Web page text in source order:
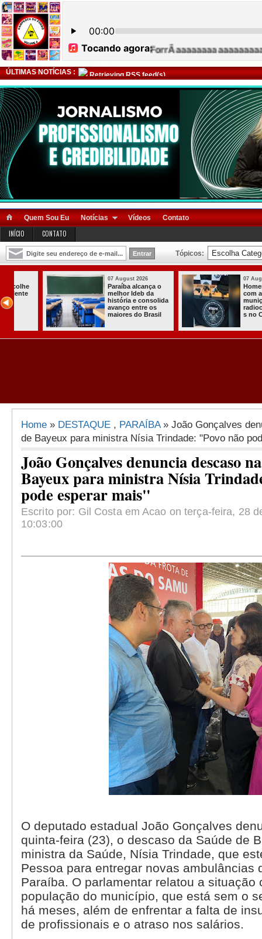
ÚLTIMAS NOTÍCIAS : Retrieving RSS feed(s)
Quem Sou Eu Notícias Vídeos Contato
INÍCIO CONTATO
Tópicos:
07 August 2026
Homem é preso
com armas,
munições e
radiocomunicadore
s no Conde
03 August 2026
Itabaiana
a primeira
Comunitária
Solidária a
Comunidade
Almir Muniz
Home » DESTAQUE , PARAÍBA» João Gonçalves
de Bayeux para ministra Nísia Trindade: "Povo não
João Gonçalves denuncia descaso
Bayeux para ministra Nísia
pode esperar mais"
Escrito por: Gil Costa em Acao on terça-feira, 28
10:03:00
O deputado estadual João Gonçalves
quinta-feira (23), o descaso da Saúde de
ministra da Saúde, Nísia Trindade, que
Pessoa para entregar novas ambulâncias
Paraíba. O parlamentar relatou a situação
população do município, que está sem o
há meses, além de enfrentar a falta de
de profissionais e o atraso nos salários.